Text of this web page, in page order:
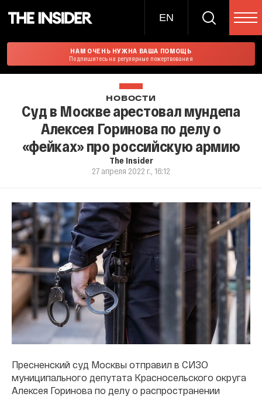
EN
НАМ ОЧЕНЬ НУЖНА ВАША ПОМОЩЬ
Подпишитесь на регулярные пожертвования
НОВОСТИ
Суд в Москве арестовал мундепа
Алексея Горинова по делу о
«фейках» про российскую армию
The Insider
27 апреля 2022 г., 16:12
Пресненский суд Москвы отправил в СИЗО
муниципального депутата Красносельского округа
Алексея Горинова по делу о распространении